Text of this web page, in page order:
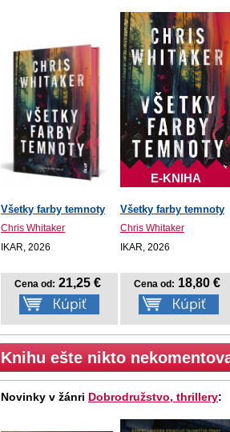
Všetky farby temnoty
Chris Whitaker
IKAR, 2026
Cena od: 21,25 €
E-KNIHA
Všetky farby temnoty
Chris Whitaker
IKAR, 2026
Cena od: 18,80 €
Knihu ešte nikto
Novinky v žánri Dobrodružstvo, thrillery: